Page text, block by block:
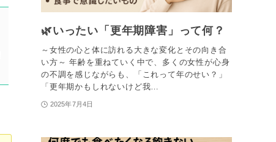
🌿いったい「更年期障害」って何？
～女性の心と体に訪れる大きな変化とその向き合
い方～ 年齢を重ねていく中で、多くの女性が心身
の不調を感じながらも、「これって年のせい？」
「更年期かもしれないけど我…
2025年7月4日